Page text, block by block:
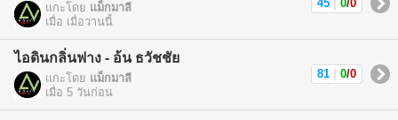
แกะโดย แม็กมาลี
เมื่อ เมื่อวานนี้
45 0/0
ไอดินกลิ่นฟาง - อ้น ธวัชชัย
แกะโดย แม็กมาลี
เมื่อ 5 วันก่อน
81 0/0